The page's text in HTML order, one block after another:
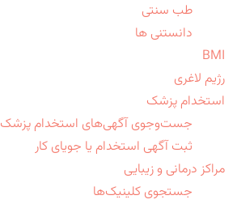
طب سنتی
دانستنی ها
BMI
رژیم لاغری
استخدام پزشک
جست‌وجوی آگهی‌های استخدام پزشک
ثبت آگهی استخدام یا جویای کار
مراکز درمانی و زیبایی
جستجوی کلینیک‌ها